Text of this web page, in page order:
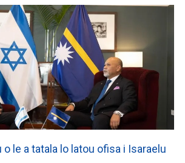
o le a tatala lo latou ofisa i Isaraelu